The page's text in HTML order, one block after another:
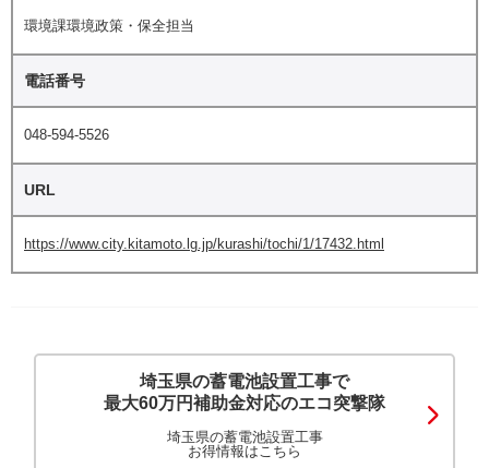
環境課環境政策・保全担当
電話番号
048-594-5526
URL
https://www.city.kitamoto.lg.jp/kurashi/tochi/1/17432.html
埼玉県の蓄電池設置工事で
最大60万円補助金対応のエコ突撃隊
埼玉県の蓄電池設置工事
お得情報はこちら